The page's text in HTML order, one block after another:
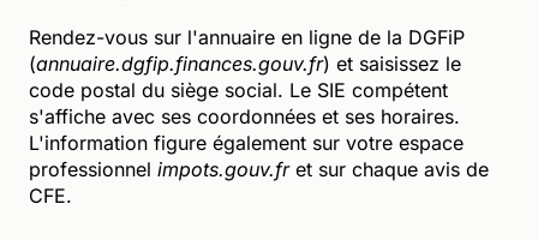
Rendez-vous sur l'annuaire en ligne de la DGFiP
(annuaire.dgfip.finances.gouv.fr) et saisissez le
code postal du siège social. Le SIE compétent
s'affiche avec ses coordonnées et ses horaires.
L'information figure également sur votre espace
professionnel impots.gouv.fret sur chaque avis de
CFE.